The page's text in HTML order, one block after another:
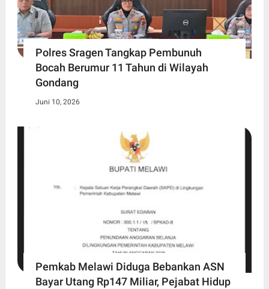
Polres Sragen Tangkap Pembunuh
Bocah Berumur 11 Tahun di Wilayah
Gondang
Juni 10, 2026
Pemkab Melawi Diduga Bebankan ASN
Bayar Utang Rp147 Miliar, Pejabat Hidup